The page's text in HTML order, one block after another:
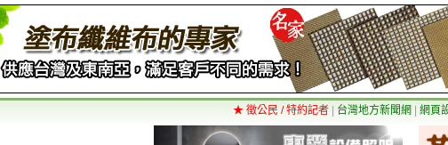
★ 徵公民 / 特約記者 台灣地方新聞網 網頁